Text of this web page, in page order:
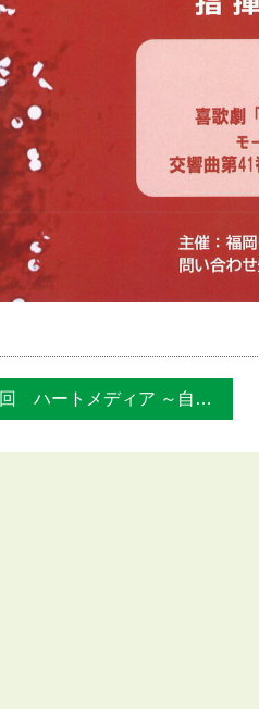
« 第２４回 ハートメディア ～自分らしく ...